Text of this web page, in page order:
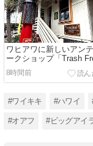
ワヒアワに新しいアン
ークショップ「Trash
The Past Collectors
Cottage」！ ノースショ
へ向かう前に1928年の
8時間前
#ワイキキ #ハワイ
#オアフ #ビッグアイ